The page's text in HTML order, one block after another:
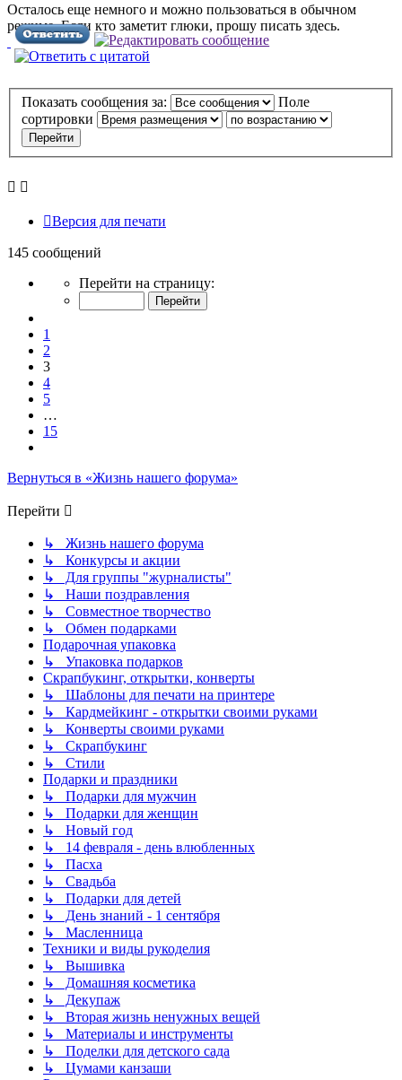
Осталось еще немного и можно пользоваться в обычном
режиме. Если кто заметит глюки, прошу писать здесь.
Показать сообщения за:
Поле
сортировки
Версия для печати
145 сообщений
Страница
15
Перейти на страницу:
1
2
3
4
5
…
15
Вернуться в «Жизнь нашего форума»
Перейти
↳ Жизнь нашего форума
↳ Конкурсы и акции
↳ Для группы "журналисты"
↳ Наши поздравления
↳ Совместное творчество
↳ Обмен подарками
Подарочная упаковка
↳ Упаковка подарков
Скрапбукинг, открытки, конверты
↳ Шаблоны для печати на принтере
↳ Кардмейкинг - открытки своими руками
↳ Конверты своими руками
↳ Скрапбукинг
↳ Стили
Подарки и праздники
↳ Подарки для мужчин
↳ Подарки для женщин
↳ Новый год
↳ 14 февраля - день влюбленных
↳ Пасха
↳ Свадьба
↳ Подарки для детей
↳ День знаний - 1 сентября
↳ Масленница
Техники и виды рукоделия
↳ Вышивка
↳ Домашняя косметика
↳ Декупаж
↳ Вторая жизнь ненужных вещей
↳ Материалы и инструменты
↳ Поделки для детского сада
↳ Цумами канзаши